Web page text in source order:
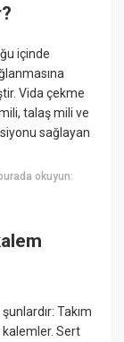
içinde
Vida çekme
talaş mili ve
sağlayan
okuyun:
Takım
kalemler. Sert